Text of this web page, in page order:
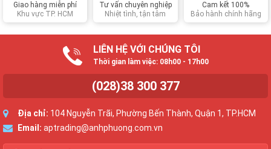
Giao hàng miễn phí
Khu vực TP. HCM
Tư vấn chuyên nghiệp
Nhiệt tình, tận tâm
Cam kết 100%
Bảo hành chính hãng
LIÊN HỆ VỚI CHÚNG TÔI
Thời gian làm việc: 08h00 - 17h00
(028)38 300 377
Địa chỉ: 104 Nguyễn Trãi, Phường Bến Thành, Quận 1, TP.HCM
Email: aptrading@anhphuong.com.vn